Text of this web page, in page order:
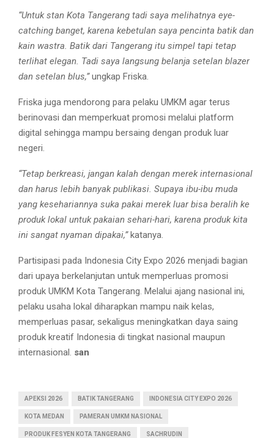
“Untuk stan Kota Tangerang tadi saya melihatnya eye-
catching banget, karena kebetulan saya pencinta batik dan
kain wastra. Batik dari Tangerang itu simpel tapi tetap
terlihat elegan. Tadi saya langsung belanja setelan blazer
dan setelan blus,”ungkap Friska.
Friska juga mendorong para pelaku UMKM agar terus
berinovasi dan memperkuat promosi melalui platform
digital sehingga mampu bersaing dengan produk luar
negeri.
“Tetap berkreasi, jangan kalah dengan merek internasional
dan harus lebih banyak publikasi. Supaya ibu-ibu muda
yang kesehariannya suka pakai merek luar bisa beralih ke
produk lokal untuk pakaian sehari-hari, karena produk kita
ini sangat nyaman dipakai,”katanya.
Partisipasi pada Indonesia City Expo 2026 menjadi bagian
dari upaya berkelanjutan untuk memperluas promosi
produk UMKM Kota Tangerang. Melalui ajang nasional ini,
pelaku usaha lokal diharapkan mampu naik kelas,
memperluas pasar, sekaligus meningkatkan daya saing
produk kreatif Indonesia di tingkat nasional maupun
internasional. san
APEKSI 2026 BATIK TANGERANG INDONESIA CITY EXPO 2026
KOTA MEDAN PAMERAN UMKM NASIONAL
PRODUK FESYEN KOTA TANGERANG SACHRUDIN